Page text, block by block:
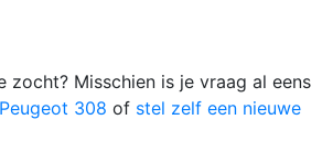
zocht? Misschien is je vraag al eens
Peugeot 308 of stel zelf een nieuwe